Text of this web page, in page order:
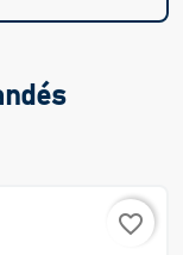
favorite_border